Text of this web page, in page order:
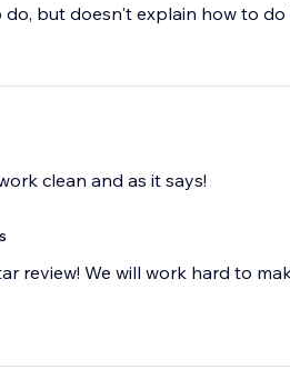
but doesn't explain how to do
clean and as it says!
review! We will work hard to